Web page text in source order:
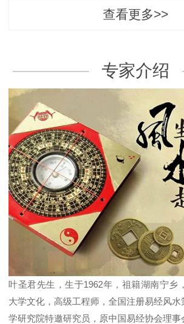
查看更多>>
专家介绍
叶圣君先生，生于1962年，祖籍湖南宁乡
大学文化，高级工程师，全国注册易经风
学研究院特邀研究员，原中国易经协会理